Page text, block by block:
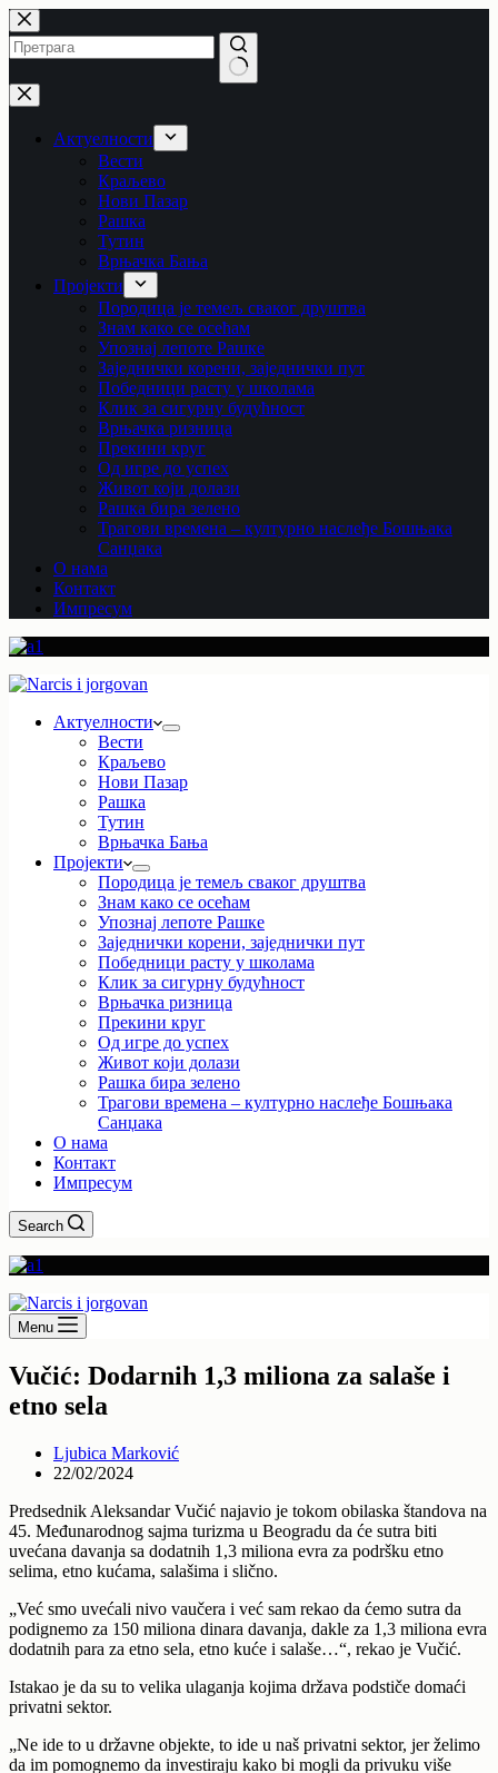
Skip
to
content
No
results
Актуелности
Вести
Краљево
Нови Пазар
Рашка
Тутин
Врњачка Бања
Пројекти
Породица је темељ сваког друштва
Знам како се осећам
Упознај лепоте Рашке
Заједнички корени, заједнички пут
Победници расту у школама
Клик за сигурну будућност
Врњачка ризница
Прекини круг
Од игре до успех
Живот који долази
Рашка бира зелено
Трагови времена – културно наслеђе Бошњака
Санџака
О нама
Контакт
Импресум
Актуелности
Вести
Краљево
Нови Пазар
Рашка
Тутин
Врњачка Бања
Пројекти
Породица је темељ сваког друштва
Знам како се осећам
Упознај лепоте Рашке
Заједнички корени, заједнички пут
Победници расту у школама
Клик за сигурну будућност
Врњачка ризница
Прекини круг
Од игре до успех
Живот који долази
Рашка бира зелено
Трагови времена – културно наслеђе Бошњака
Санџака
О нама
Контакт
Импресум
Search
Menu
Vučić: Dodarnih 1,3 miliona za salaše i
etno sela
Ljubica Marković
22/02/2024
Predsednik Aleksandar Vučić najavio je tokom obilaska štandova na
45. Međunarodnog sajma turizma u Beogradu da će sutra biti
uvećana davanja sa dodatnih 1,3 miliona evra za podršku etno
selima, etno kućama, salašima i slično.
„Već smo uvećali nivo vaučera i već sam rekao da ćemo sutra da
podignemo za 150 miliona dinara davanja, dakle za 1,3 miliona evra
dodatnih para za etno sela, etno kuće i salaše…“, rekao je Vučić.
Istakao je da su to velika ulaganja kojima država podstiče domaći
privatni sektor.
„Ne ide to u državne objekte, to ide u naš privatni sektor, jer želimo
da im pomognemo da investiraju kako bi mogli da privuku više